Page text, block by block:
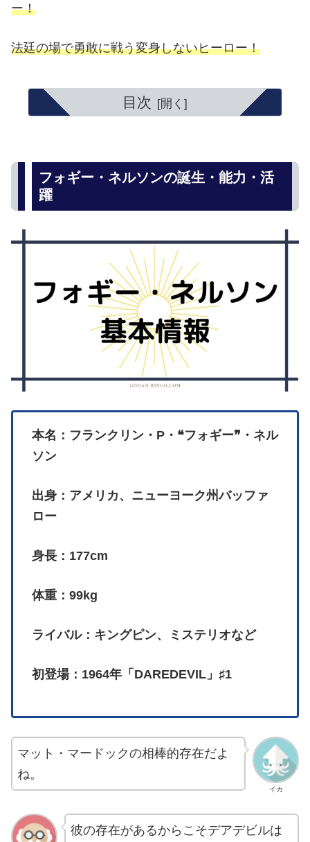
ー！
法廷の場で勇敢に戦う変身しないヒーロー！
目次
フォギー・ネルソンの誕生・能力・活
躍
本名：フランクリン・P・❝フォギー❞・ネル
ソン
出身：アメリカ、ニューヨーク州バッファ
ロー
身長：177cm
体重：99kg
ライバル：キングピン、ミステリオなど
初登場：1964年「DAREDEVIL」♯1
イカ
マット・マードックの相棒的存在だよ
ね。
彼の存在があるからこそデアデビルは